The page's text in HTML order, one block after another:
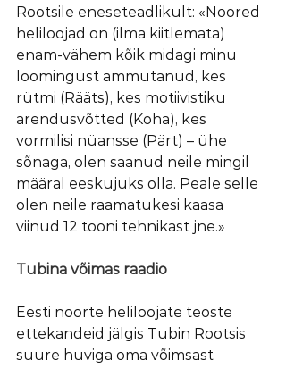
Rootsile eneseteadlikult: «Noored
heliloojad on (ilma kiitlemata)
enam-vähem kõik midagi minu
loomingust ammutanud, kes
rütmi (Rääts), kes motiivistiku
arendusvõtted (Koha), kes
vormilisi nüansse (Pärt) – ühe
sõnaga, olen saanud neile mingil
määral eeskujuks olla. Peale selle
olen neile raamatukesi kaasa
viinud 12 tooni tehnikast jne.»
Tubina võimas raadio
Eesti noorte heliloojate teoste
ettekandeid jälgis Tubin Rootsis
suure huviga oma võimsast